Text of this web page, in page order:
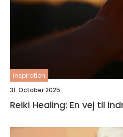
inspiration
31. October 2025
Reiki Healing: En vej til